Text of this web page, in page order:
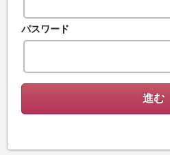
パスワード